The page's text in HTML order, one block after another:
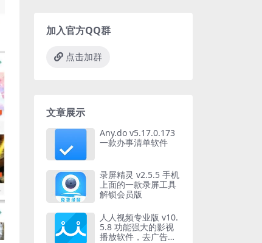
加入官方QQ群
点击加群
文章展示
Any.do v5.17.0.173
一款办事清单软件
录屏精灵 v2.5.5 手机
上面的一款录屏工具
解锁会员版
人人视频专业版 v10.
5.8 功能强大的影视
播放软件，去广告纯